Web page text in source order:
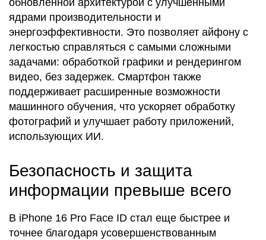
обновленной архитектурой с улучшенными
ядрами производительности и
энергоэффективности. Это позволяет айфону с
легкостью справляться с самыми сложными
задачами: обработкой графики и рендерингом
видео, без задержек. Смартфон также
поддерживает расширенные возможности
машинного обучения, что ускоряет обработку
фотографий и улучшает работу приложений,
использующих ИИ.
Безопасность и защита
информации превыше всего
В iPhone 16 Pro Face ID стал еще быстрее и
точнее благодаря усовершенствованным